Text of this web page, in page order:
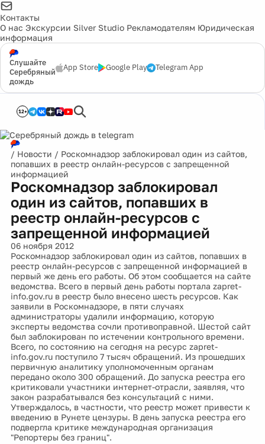
Контакты
О нас Экскурсии Silver Studio Рекламодателям Юридическая
информация
Слушайте
Серебряный
дождь
App Store Google Play Telegram App
12+
/ Новости / Роскомнадзор заблокировал один из сайтов,
попавших в реестр онлайн-ресурсов с запрещенной
информацией
Роскомнадзор заблокировал
один из сайтов, попавших в
реестр онлайн-ресурсов с
запрещенной информацией
06 ноября 2012
Роскомнадзор заблокировал один из сайтов, попавших в
реестр онлайн-ресурсов с запрещенной информацией в
первый же день его работы. Об этом сообщается на сайте
ведомства. Всего в первый день работы портала zapret-
info.gov.ru в реестр было внесено шесть ресурсов. Как
заявили в Роскомнадзоре, в пяти случаях
администраторы удалили информацию, которую
эксперты ведомства сочли противоправной. Шестой сайт
был заблокирован по истечении контрольного времени.
Всего, по состоянию на сегодня на ресурс zapret-
info.gov.ru поступило 7 тысяч обращений. Из прошедших
первичную аналитику уполномоченным органам
передано около 300 обращений. До запуска реестра его
критиковали участники интернет-отрасли, заявляя, что
закон разрабатывался без консультаций с ними.
Утверждалось, в частности, что реестр может привести к
введению в Рунете цензуры. В день запуска реестра его
подвергла критике международная организация
"Репортеры без границ".